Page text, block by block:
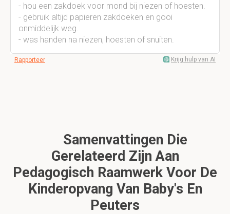
- hou een zakdoek voor mond bij niezen of hoesten.
- gebruik altijd papieren zakdoeken en gooi
onmiddelijk weg.
- was handen na niezen, hoesten of snuiten.
Rapporteer Krijg hulp van AI
Samenvattingen Die
Gerelateerd Zijn Aan
Pedagogisch Raamwerk Voor De
Kinderopvang Van Baby's En
Peuters